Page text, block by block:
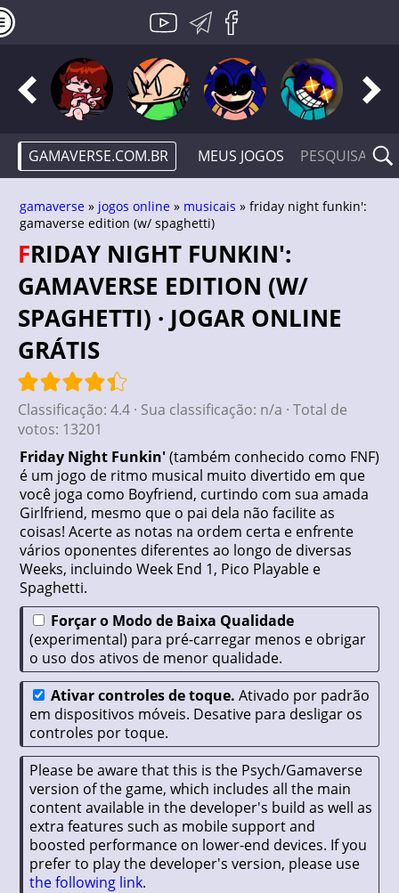
GAMAVERSE.COM.BR MEUS JOGOS
gamaverse » jogos online » musicais » friday night funkin':
gamaverse edition (w/ spaghetti)
FRIDAY NIGHT FUNKIN':
GAMAVERSE EDITION (W/
SPAGHETTI) · JOGAR ONLINE
GRÁTIS
Classificação: 4.4 · Sua classificação: n/a · Total de
votos: 13201
Friday Night Funkin'(também conhecido como FNF)
é um jogo de ritmo musical muito divertido em que
você joga como Boyfriend, curtindo com sua amada
Girlfriend, mesmo que o pai dela não facilite as
coisas! Acerte as notas na ordem certa e enfrente
vários oponentes diferentes ao longo de diversas
Weeks, incluindo Week End 1, Pico Playable e
Spaghetti.
Forçar o Modo de Baixa Qualidade
(experimental) para pré-carregar menos e obrigar
o uso dos ativos de menor qualidade.
Ativar controles de toque. Ativado por padrão
em dispositivos móveis. Desative para desligar os
controles por toque.
Please be aware that this is the Psych/Gamaverse
version of the game, which includes all the main
content available in the developer's build as well as
extra features such as mobile support and
boosted performance on lower-end devices. If you
prefer to play the developer's version, please use
the following link.